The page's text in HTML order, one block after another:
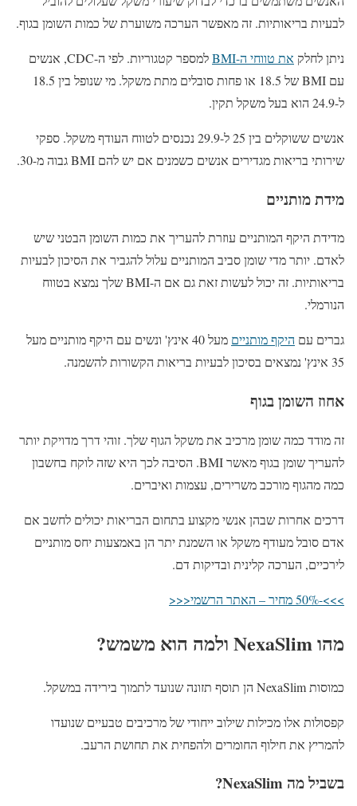
לבעיות בריאותיות. זה מאפשר הערכה משוערת של כמות השומן בגוף.
ניתן לחלק את טווחי ה-BMI
למספר קטגוריות. לפי ה-CDC, אנשים
עם BMI של 18.5 או פחות סובלים מתת משקל. מי שנופל בין 18.5
ל-24.9 הוא בעל משקל תקין.
אנשים ששוקלים בין 25 ל-29.9 נכנסים לטווח העודף משקל. ספקי
שירותי בריאות מגדירים אנשים כשמנים אם יש להם BMI גבוה מ-30.
מידת מותניים
מדידת היקף המותניים עוזרת להעריך את כמות השומן הבטני שיש
לאדם. יותר מדי שומן סביב המותניים עלול להגביר את הסיכון לבעיות
בריאותיות. זה יכול לעשות זאת גם אם ה-BMI שלך נמצא בטווח
הנורמלי.
גברים עם היקף מותניים
מעל 40 אינץ' ונשים עם היקף מותניים מעל
35 אינץ' נמצאים בסיכון לבעיות בריאות הקשורות להשמנה.
אחוז השומן בגוף
זה מודד כמה שומן מרכיב את משקל הגוף שלך. זוהי דרך מדויקת יותר
להעריך שומן בגוף מאשר BMI. הסיבה לכך היא שזה לוקח בחשבון
כמה מהגוף מורכב משרירים, עצמות ואיברים.
דרכים אחרות שבהן אנשי מקצוע בתחום הבריאות יכולים לחשב אם
אדם סובל מעודף משקל או השמנת יתר הן באמצעות יחס מותניים
לירכיים, הערכה קלינית ובדיקות דם.
>>>-50% מחיר – האתר הרשמי<<<
מהו NexaSlim ולמה הוא משמש?
כמוסות NexaSlim הן תוסף תזונה שנועד לתמוך בירידה במשקל.
קפסולות אלו מכילות שילוב ייחודי של מרכיבים טבעיים שנועדו
להמריץ את חילוף החומרים ולהפחית את תחושת הרעב.
בשביל מה NexaSlim?